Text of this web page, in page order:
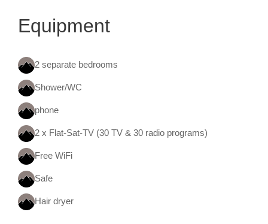
Equipment
2 separate bedrooms
Shower/WC
phone
2 x Flat-Sat-TV (30 TV & 30 radio programs)
Free WiFi
Safe
Hair dryer